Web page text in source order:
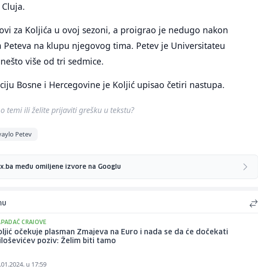
za Koljića u ovoj sezoni, a proigrao je nedugo nakon
Peteva na klupu njegovog tima. Petev je Universitateu
više od tri sedmice.
Bosne i Hercegovine je Koljić upisao četiri nastupa.
temi ili želite prijaviti grešku u tekstu?
Petev
među omiljene izvore na Googlu
CRAIOVE
očekuje plasman Zmajeva na Euro i nada se da će dočekati
poziv: Želim biti tamo
u 17:59